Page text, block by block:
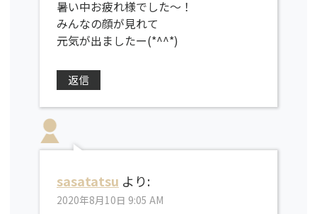
暑い中お疲れ様でした〜！
みんなの顔が見れて
元気が出ましたー(*^^*)
返信
sasatatsu より:
2020年8月10日 9:05 AM